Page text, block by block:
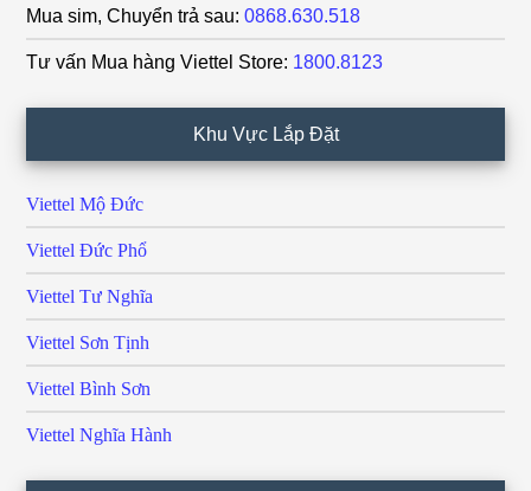
Mua sim, Chuyển trả sau: 0868.630.518
Tư vấn Mua hàng Viettel Store: 1800.8123
Khu Vực Lắp Đặt
Viettel Mộ Đức
Viettel Đức Phổ
Viettel Tư Nghĩa
Viettel Sơn Tịnh
Viettel Bình Sơn
Viettel Nghĩa Hành